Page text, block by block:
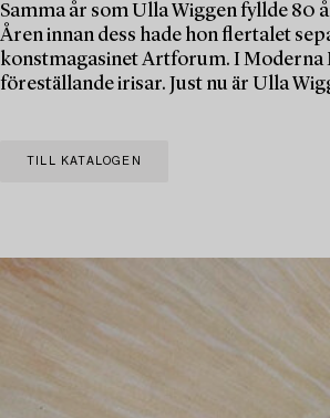
Samma år som Ulla Wiggen fyllde 80
Åren innan dess hade hon flertalet
konstmagasinet Artforum. I Moderna
föreställande irisar. Just nu är Ulla
TILL KATALOGEN